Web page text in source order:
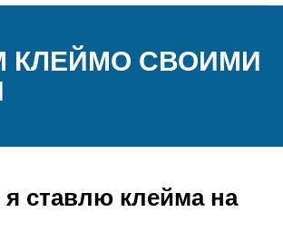
КЛЕЙМО СВОИМИ
я ставлю клейма на